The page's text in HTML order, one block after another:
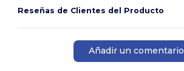
Reseñas de Clientes del Producto
Añadir un comentario